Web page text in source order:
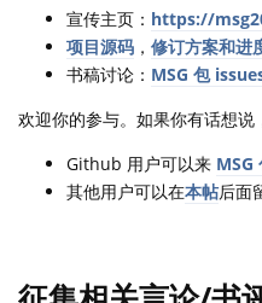
宣传主页： https://
项目源码 ， 修订方案和进
书稿讨论： MSG 包
欢迎你的参与。如果你有话想说
Github 用户可以来 MSG
其他用户可以在本帖后面